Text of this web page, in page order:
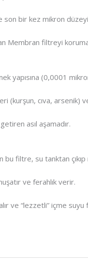
son bir kez mikron
Membran filtreyi
yapısına (0,0001
(kurşun, cıva, arsenik)
asıl aşamadır.
filtre, su tanktan
ve ferahlık verir.
ve “lezzetli” içme